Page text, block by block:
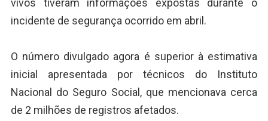
vivos tiveram informações expostas durante o
incidente de segurança ocorrido em abril.
O número divulgado agora é superior à estimativa
inicial apresentada por técnicos do Instituto
Nacional do Seguro Social, que mencionava cerca
de 2 milhões de registros afetados.